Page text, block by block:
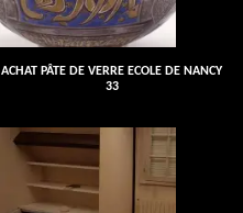
ACHAT PÂTE DE VERRE ECOLE DE NANCY
33